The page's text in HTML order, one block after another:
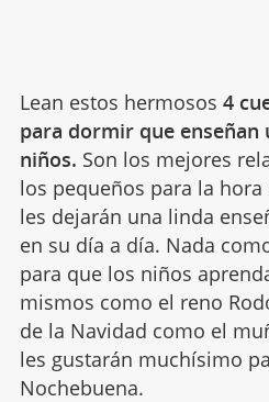
Lean estos hermosos 4
para dormir que enseñan
niños. Son los mejores
los pequeños para la
les dejarán una linda
en su día a día. Nada
para que los niños
mismos como el reno
de la Navidad como el
les gustarán muchísimo
Nochebuena.